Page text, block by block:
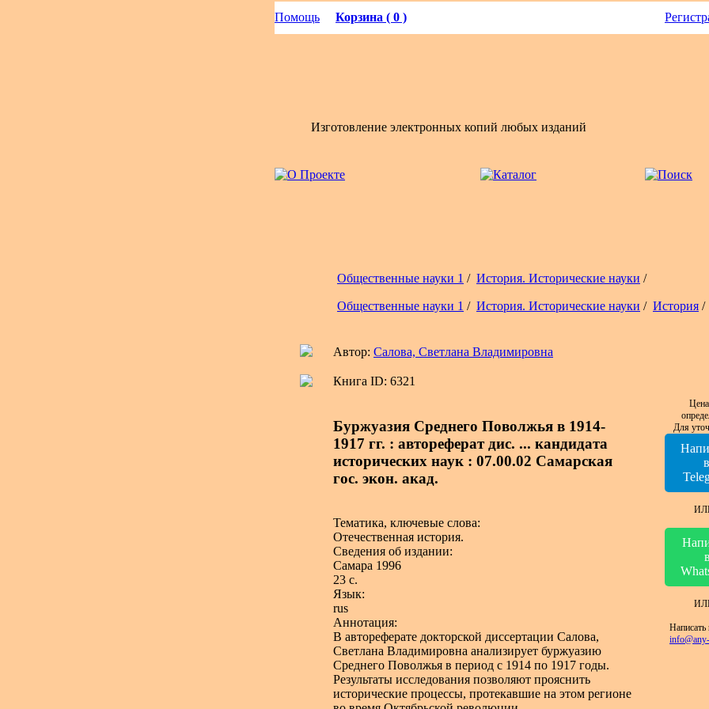
Помощь Корзина ( 0 )
Изготовление электронных копий любых изданий
Общественные науки 1 / История. Исторические науки /
Общественные науки 1 / История. Исторические науки / История /
Автор: Салова, Светлана Владимировна
Книга ID: 6321
Буржуазия Среднего Поволжья в 1914-
1917 гг. : автореферат дис. ... кандидата
исторических наук : 07.00.02 Самарская
гос. экон. акад.
Тематика, ключевые слова:
Отечественная история.
Сведения об издании:
Самара 1996
23 с.
Язык:
rus
Аннотация:
В автореферате докторской диссертации Салова,
Светлана Владимировна анализирует буржуазию
Среднего Поволжья в период с 1914 по 1917 годы.
Результаты исследования позволяют прояснить
исторические процессы, протекавшие на этом регионе
Для
в
в
Написать